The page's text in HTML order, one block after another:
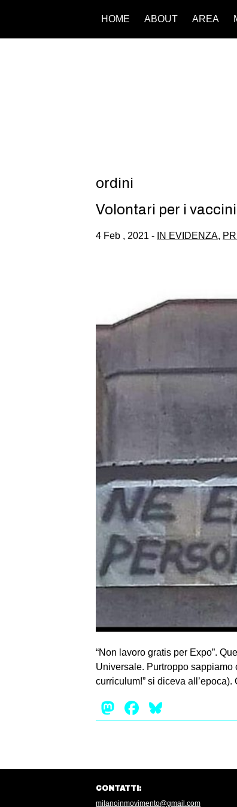
HOME ABOUT AREA
ordini
Volontari per i
4 Feb , 2021 - IN EVIDENZA,
“Non lavoro gratis per Expo”.
Universale. Purtroppo sappiamo
curriculum!” si diceva
Mastodon
Facebook
CONTATTI:
milanoinmovimento@gmail.com